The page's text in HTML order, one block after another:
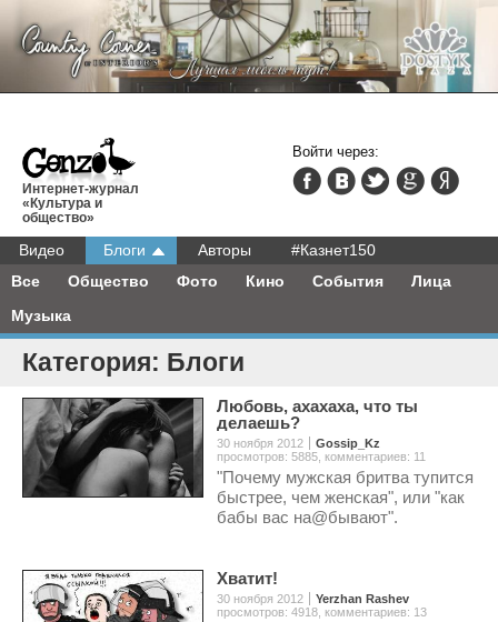
Интернет-журнал
«Культура и
общество»
Видео Блоги Авторы
#Казнет150
Все
Общество Фото Кино События
Лица
Музыка
Войти через:
Категория: Блоги
Любовь, ахахаха, что ты
делаешь?
30 ноября 2012
Gossip_Kz
просмотров: 5885, комментариев: 11
"Почему мужская бритва тупится
быстрее, чем женская", или "как
бабы вас на@бывают".
Хватит!
30 ноября 2012
Yerzhan Rashev
просмотров: 4918, комментариев: 13